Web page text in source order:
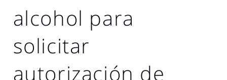
alcohol para
solicitar
autorización de